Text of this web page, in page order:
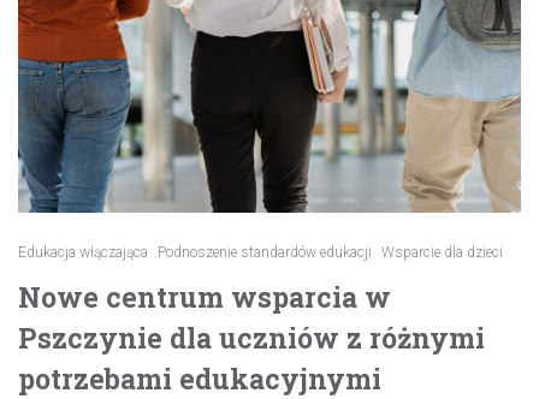
Edukacja włączająca Podnoszenie standardów edukacji Wsparcie dla dzieci
Nowe centrum wsparcia w
Pszczynie dla uczniów z różnymi
potrzebami edukacyjnymi